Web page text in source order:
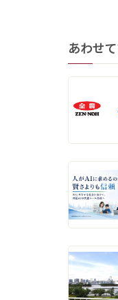
あわせ